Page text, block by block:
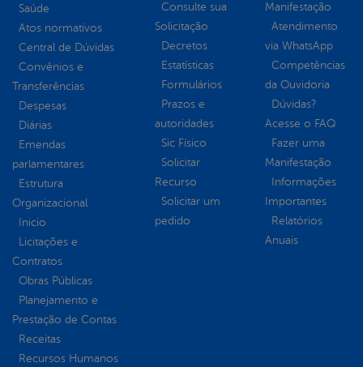
Saúde
Atos normativos
Central de Dúvidas
Convênios e
Transferências
Despesas
Diárias
Emendas
parlamentares
Estrutura
Organizacional
Inicio
Licitações e
Contratos
Obras Públicas
Planejamento e
Prestação de Contas
Receitas
Recursos Humanos
Consulte sua
Solicitação
Decretos
Estatísticas
Formulários
Prazos e
autoridades
Sic Físico
Solicitar
Recurso
Solicitar um
pedido
Manifestação
Atendimento
via WhatsApp
Competências
da Ouvidoria
Dúvidas?
Acesse o FAQ
Fazer uma
Manifestação
Informações
Importantes
Relatórios
Anuais